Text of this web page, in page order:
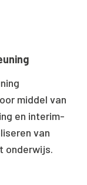
middel van
en interim-
van
onderwijs.